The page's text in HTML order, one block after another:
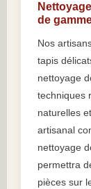
de
Nos
tapis
nettoyage
techniques
naturelles
artisanal
nettoyage
permettra
pièces sur